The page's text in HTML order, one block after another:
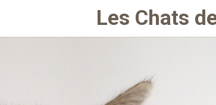
Les Chats